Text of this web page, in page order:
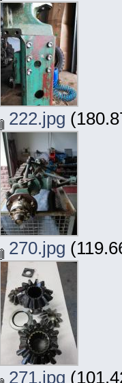
222.jpg
270.jpg
271.jpg